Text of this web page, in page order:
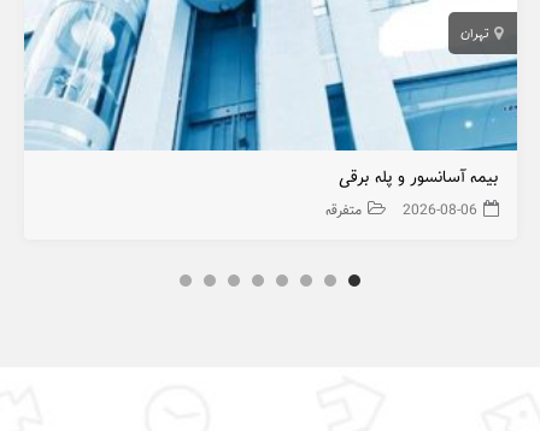
تهران
بیمه آسانسور و پله برقی
2026-08-06 متفرقه